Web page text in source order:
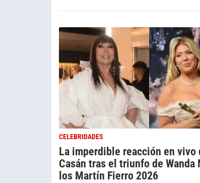
CELEBRIDADES
La imperdible reacción en vivo
Casán tras el triunfo de Wanda
los Martín Fierro 2026